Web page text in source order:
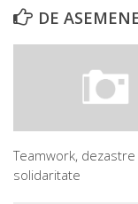
DE
Teamwork, dezastre
solidaritate